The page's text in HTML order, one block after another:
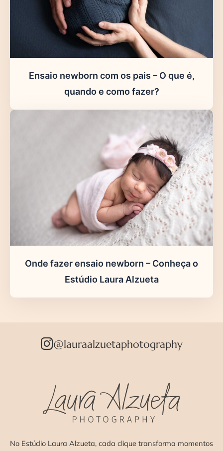
Ensaio newborn com os pais – O que é,
quando e como fazer?
Onde fazer ensaio newborn – Conheça o
Estúdio Laura Alzueta
@lauraalzuetaphotography
No Estúdio Laura Alzueta, cada clique transforma momentos